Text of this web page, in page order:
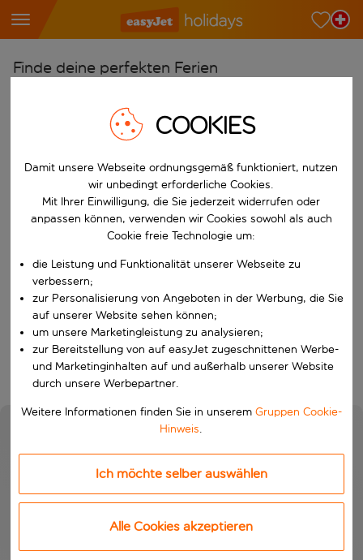
Finde deine perfekten Ferien
Wähle deine Flughäfen
Beginne mit der Eingabe für die automatische
Reiseziele finden
Nach
W&auml;hle ein Ab- und R&uuml;ckflugdatum aus.
Wähle deine Reisedaten
Wann
Wer
Suchen
COOKIES
Damit unsere Webseite ordnungsgemäß funktioniert, nutzen
wir unbedingt erforderliche Cookies.
Mit Ihrer Einwilligung, die Sie jederzeit widerrufen oder
anpassen können, verwenden wir Cookies sowohl als auch
Cookie freie Technologie um:
die Leistung und Funktionalität unserer Webseite zu
verbessern;
zur Personalisierung von Angeboten in der Werbung, die Sie
auf unserer Website sehen können;
um unsere Marketingleistung zu analysieren;
zur Bereitstellung von auf easyJet zugeschnittenen Werbe-
und Marketinginhalten auf und außerhalb unserer Website
durch unsere Werbepartner.
Weitere Informationen finden Sie in unserem Gruppen Cookie-
Hinweis.
Ich möchte selber auswählen
Alle Cookies akzeptieren